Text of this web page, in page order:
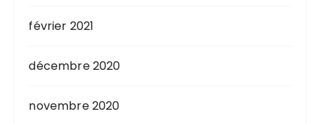
février 2021
décembre 2020
novembre 2020